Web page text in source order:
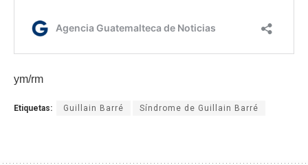
ym/rm
Etiquetas: Guillain Barré Síndrome de Guillain Barré